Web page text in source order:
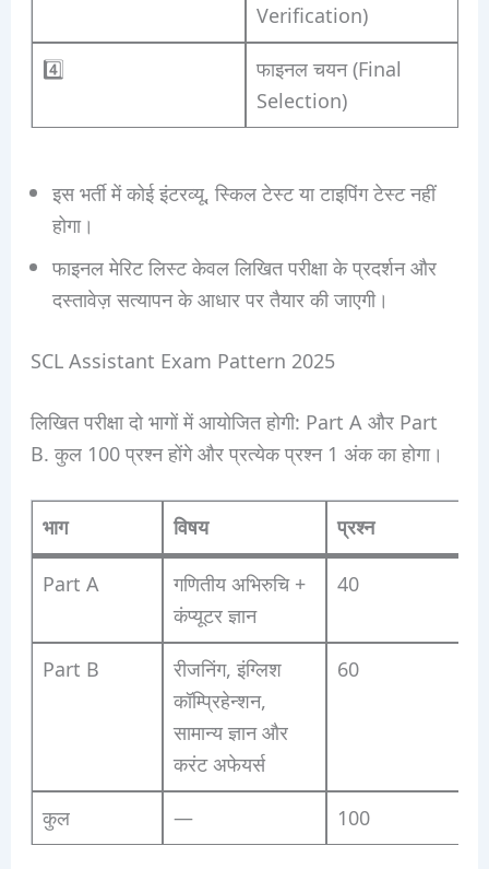
Verification)
4️⃣
फाइनल चयन (Final
Selection)
इस भर्ती में कोई इंटरव्यू, स्किल टेस्ट या टाइपिंग टेस्ट नहीं
होगा।
फाइनल मेरिट लिस्ट केवल लिखित परीक्षा के प्रदर्शन और
दस्तावेज़ सत्यापन के आधार पर तैयार की जाएगी।
SCL Assistant Exam Pattern 2025
लिखित परीक्षा दो भागों में आयोजित होगी: Part A और Part
B. कुल 100 प्रश्न होंगे और प्रत्येक प्रश्न 1 अंक का होगा।
भाग विषय प्रश्न
Part A
गणितीय अभिरुचि +
कंप्यूटर ज्ञान
40
Part B
रीजनिंग, इंग्लिश
कॉम्प्रिहेन्शन,
सामान्य ज्ञान और
करंट अफेयर्स
60
कुल — 100